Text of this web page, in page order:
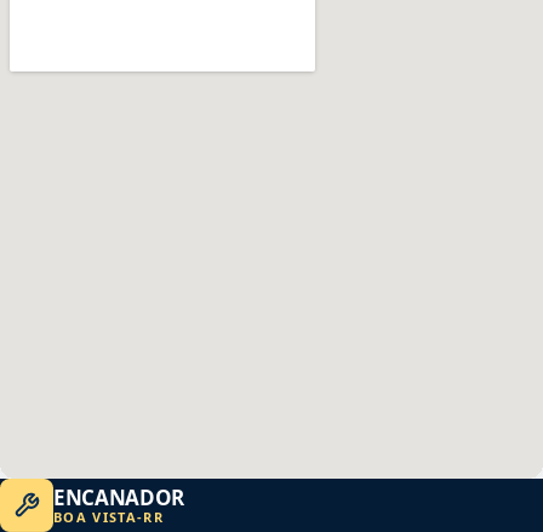
ENCANADOR
BOA VISTA-RR